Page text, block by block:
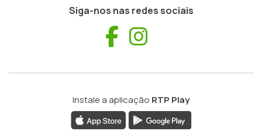
Siga-nos nas redes sociais
Facebook
Instale a aplicação RTP Play